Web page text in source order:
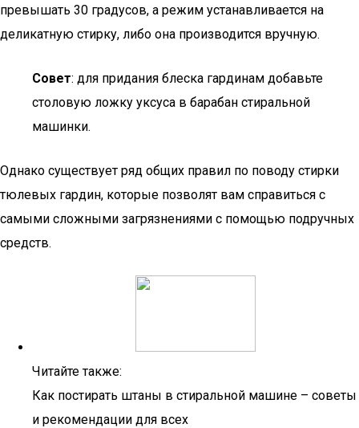
превышать 30 градусов, а режим устанавливается на
деликатную стирку, либо она производится вручную.
Совет: для придания блеска гардинам добавьте
столовую ложку уксуса в барабан стиральной
машинки.
Однако существует ряд общих правил по поводу стирки
тюлевых гардин, которые позволят вам справиться с
самыми сложными загрязнениями с помощью подручных
средств.
Читайте также:
Как постирать штаны в стиральной машине – советы
и рекомендации для всех